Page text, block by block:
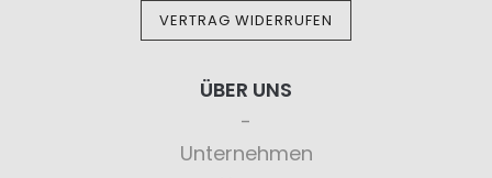
VERTRAG WIDERRUFEN
ÜBER UNS
Unternehmen